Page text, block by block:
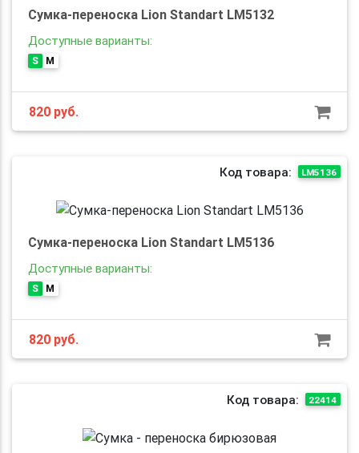
Сумка-переноска Lion Standart LM5132
Доступные варианты:
S M
820 руб.
Код товара: LM5136
Сумка-переноска Lion Standart LM5136
Доступные варианты:
S M
820 руб.
Код товара: 22414